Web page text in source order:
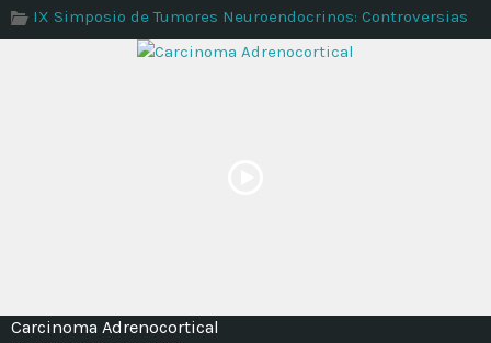
IX Simposio de Tumores Neuroendocrinos: Controversias
Carcinoma Adrenocortical